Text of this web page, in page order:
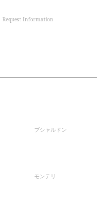
Request Information
ブシャルドン
モンテリ